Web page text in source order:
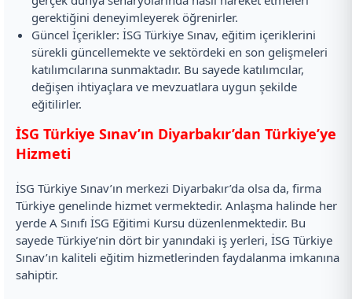
gerektiğini deneyimleyerek öğrenirler.
Güncel İçerikler: İSG Türkiye Sınav, eğitim içeriklerini
sürekli güncellemekte ve sektördeki en son gelişmeleri
katılımcılarına sunmaktadır. Bu sayede katılımcılar,
değişen ihtiyaçlara ve mevzuatlara uygun şekilde
eğitilirler.
İSG Türkiye Sınav’ın Diyarbakır’dan Türkiye’ye
Hizmeti
İSG Türkiye Sınav’ın merkezi Diyarbakır’da olsa da, firma
Türkiye genelinde hizmet vermektedir. Anlaşma halinde her
yerde A Sınıfı İSG Eğitimi Kursu düzenlenmektedir. Bu
sayede Türkiye’nin dört bir yanındaki iş yerleri, İSG Türkiye
Sınav’ın kaliteli eğitim hizmetlerinden faydalanma imkanına
sahiptir.